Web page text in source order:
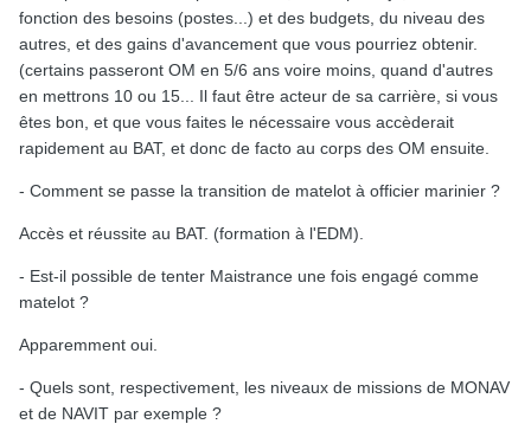
fonction des besoins (postes...) et des budgets, du niveau des
autres, et des gains d'avancement que vous pourriez obtenir.
(certains passeront OM en 5/6 ans voire moins, quand d'autres
en mettrons 10 ou 15... Il faut être acteur de sa carrière, si vous
êtes bon, et que vous faites le nécessaire vous accèderait
rapidement au BAT, et donc de facto au corps des OM ensuite.
- Comment se passe la transition de matelot à officier marinier ?
Accès et réussite au BAT. (formation à l'EDM).
- Est-il possible de tenter Maistrance une fois engagé comme
matelot ?
Apparemment oui.
- Quels sont, respectivement, les niveaux de missions de MONAV
et de NAVIT par exemple ?